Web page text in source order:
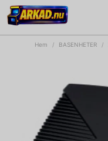
Hem BASENHETER